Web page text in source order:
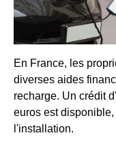
En France, les
diverses aides
recharge. Un crédit
euros est
l'installation.